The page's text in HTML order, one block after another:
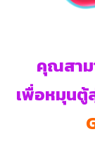
คุณสาม
เพื่อหมุนตู้